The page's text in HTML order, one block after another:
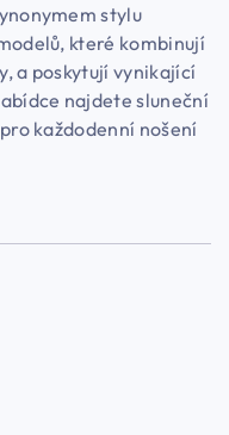
stylu
které kombinují
a poskytují vynikající
najdete sluneční
každodenní nošení